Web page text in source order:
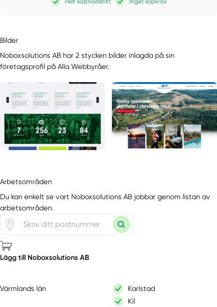
Bilder
Noboxsolutions AB har 2 stycken bilder inlagda på sin
företagsprofil på Alla Webbyråer.
Arbetsområden
Du kan enkelt se vart Noboxsolutions AB jobbar genom listan av
arbetsområden.
Lägg till Noboxsolutions AB
Värmlands län
Karlstad
Kil